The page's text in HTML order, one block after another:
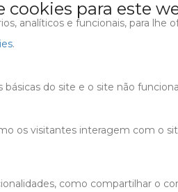
cookies para este
analíticos e funcionais, para
.
básicas do site e o site não
os visitantes interagem com o
como compartilhar o